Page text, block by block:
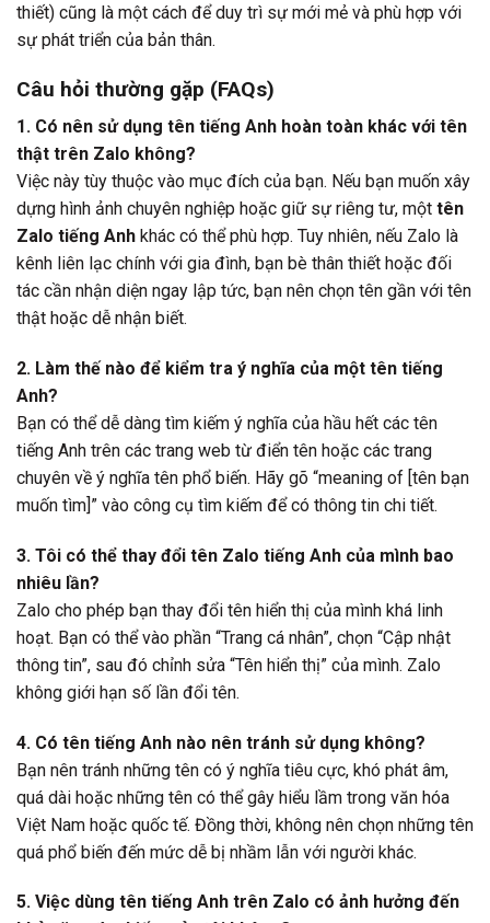
thiết) cũng là một cách để duy trì sự mới mẻ và phù hợp với
sự phát triển của bản thân.
Câu hỏi thường gặp (FAQs)
1. Có nên sử dụng tên tiếng Anh hoàn toàn khác với tên
thật trên Zalo không?
Việc này tùy thuộc vào mục đích của bạn. Nếu bạn muốn xây
dựng hình ảnh chuyên nghiệp hoặc giữ sự riêng tư, một tên
Zalo tiếng Anh khác có thể phù hợp. Tuy nhiên, nếu Zalo là
kênh liên lạc chính với gia đình, bạn bè thân thiết hoặc đối
tác cần nhận diện ngay lập tức, bạn nên chọn tên gần với tên
thật hoặc dễ nhận biết.
2. Làm thế nào để kiểm tra ý nghĩa của một tên tiếng
Anh?
Bạn có thể dễ dàng tìm kiếm ý nghĩa của hầu hết các tên
tiếng Anh trên các trang web từ điển tên hoặc các trang
chuyên về ý nghĩa tên phổ biến. Hãy gõ “meaning of [tên bạn
muốn tìm]” vào công cụ tìm kiếm để có thông tin chi tiết.
3. Tôi có thể thay đổi tên Zalo tiếng Anh của mình bao
nhiêu lần?
Zalo cho phép bạn thay đổi tên hiển thị của mình khá linh
hoạt. Bạn có thể vào phần “Trang cá nhân”, chọn “Cập nhật
thông tin”, sau đó chỉnh sửa “Tên hiển thị” của mình. Zalo
không giới hạn số lần đổi tên.
4. Có tên tiếng Anh nào nên tránh sử dụng không?
Bạn nên tránh những tên có ý nghĩa tiêu cực, khó phát âm,
quá dài hoặc những tên có thể gây hiểu lầm trong văn hóa
Việt Nam hoặc quốc tế. Đồng thời, không nên chọn những tên
quá phổ biến đến mức dễ bị nhầm lẫn với người khác.
5. Việc dùng tên tiếng Anh trên Zalo có ảnh hưởng đến